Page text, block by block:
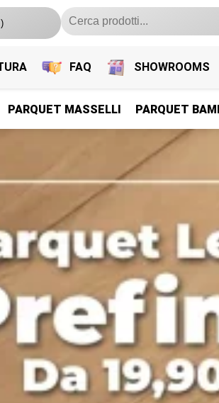
)
FAQ SHOWROOMS
PARQUET PREFINITI
Parquet Legno Prefiniti
PARQUET MASSELLI PARQUET
PARQUET PREFINITI
Parquet Legno Prefiniti